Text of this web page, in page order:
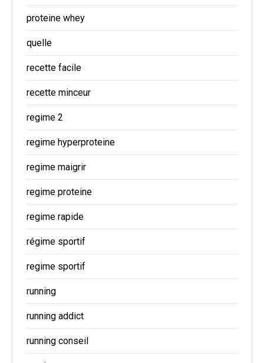
proteine whey
quelle
recette facile
recette minceur
regime 2
regime hyperproteine
regime maigrir
regime proteine
regime rapide
régime sportif
regime sportif
running
running addict
running conseil